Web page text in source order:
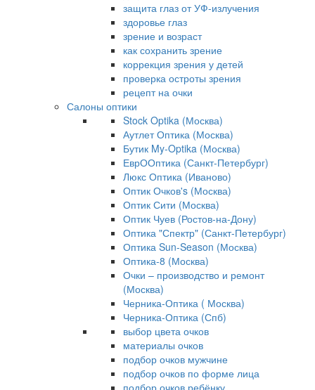
защита глаз от УФ-излучения
здоровье глаз
зрение и возраст
как сохранить зрение
коррекция зрения у детей
проверка остроты зрения
рецепт на очки
Салоны оптики
Stock Optika (Москва)
Аутлет Оптика (Москва)
Бутик My-Optika (Москва)
ЕврООптика (Санкт-Петербург)
Люкс Оптика (Иваново)
Оптик Очков's (Москва)
Оптик Сити (Москва)
Оптик Чуев (Ростов-на-Дону)
Оптика "Спектр" (Санкт-Петербург)
Оптика Sun-Season (Москва)
Оптика-8 (Москва)
Очки – производство и ремонт
(Москва)
Черника-Оптика ( Москва)
Черника-Оптика (Спб)
выбор цвета очков
материалы очков
подбор очков мужчине
подбор очков по форме лица